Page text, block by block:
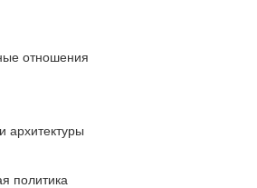
отношения
архитектуры
политика